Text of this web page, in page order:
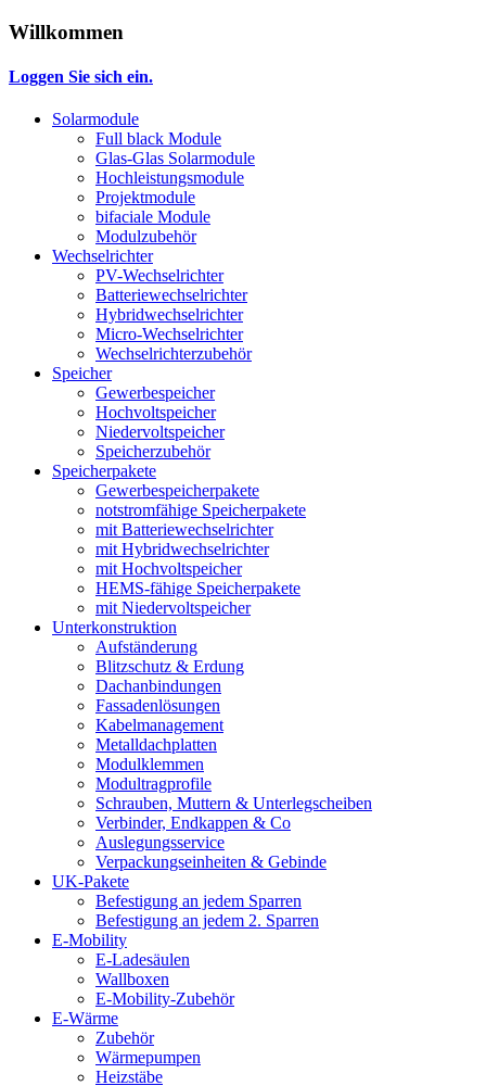
Willkommen
Loggen Sie sich ein.
Solarmodule
Full black Module
Glas-Glas Solarmodule
Hochleistungsmodule
Projektmodule
bifaciale Module
Modulzubehör
Wechselrichter
PV-Wechselrichter
Batteriewechselrichter
Hybridwechselrichter
Micro-Wechselrichter
Wechselrichterzubehör
Speicher
Gewerbespeicher
Hochvoltspeicher
Niedervoltspeicher
Speicherzubehör
Speicherpakete
Gewerbespeicherpakete
notstromfähige Speicherpakete
mit Batteriewechselrichter
mit Hybridwechselrichter
mit Hochvoltspeicher
HEMS-fähige Speicherpakete
mit Niedervoltspeicher
Unterkonstruktion
Aufständerung
Blitzschutz & Erdung
Dachanbindungen
Fassadenlösungen
Kabelmanagement
Metalldachplatten
Modulklemmen
Modultragprofile
Schrauben, Muttern & Unterlegscheiben
Verbinder, Endkappen & Co
Auslegungsservice
Verpackungseinheiten & Gebinde
UK-Pakete
Befestigung an jedem Sparren
Befestigung an jedem 2. Sparren
E-Mobility
E-Ladesäulen
Wallboxen
E-Mobility-Zubehör
E-Wärme
Zubehör
Wärmepumpen
Heizstäbe